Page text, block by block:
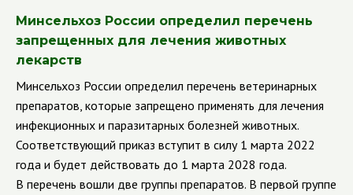
Минсельхоз России определил перечень
запрещенных для лечения животных
лекарств
Минсельхоз России определил перечень ветеринарных
препаратов, которые запрещено применять для лечения
инфекционных и паразитарных болезней животных.
Соответствующий приказ вступит в силу 1 марта 2022
года и будет действовать до 1 марта 2028 года.
В перечень вошли две группы препаратов. В первой группе